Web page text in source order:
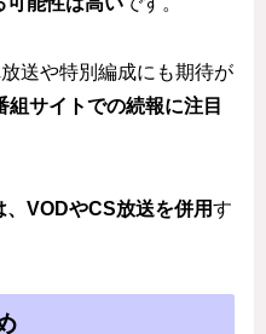
送や特別編成にも期待が
組サイトでの続報に注目
VODやCS放送を併用す